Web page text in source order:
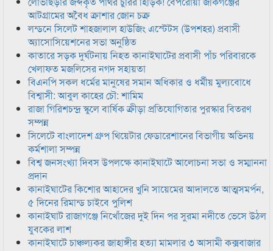
আটগ্রামের অবৈধ ক্রাশার জোন চক্র
লন্ডনে সিলেট শাহজালাল হাউজিং এস্টেটস (উপশহর) প্রবাসী
অ্যাসোসিয়েশনের সভা অনুষ্ঠিত
কাতারে সড়ক দুর্ঘটনায় নিহত কানাইঘাটের প্রবাসী পাঁচ পরিবারকে
খেলাফত মজলিসের নগদ সহায়তা
বিএনপি সকল ধর্মের মানুষের সমান অধিকার ও ধর্মীয় মুল্যবোধে
বিশ্বাসী: আবুল কাহের চৌ: শামিম
রাজা গিরিশচন্দ্র স্কুলে বার্ষিক ক্রীড়া প্রতিযোগিতার পুরস্কার বিতরণ
সম্পন্ন
সিলেটে বাংলাদেশ গ্রুপ থিয়েটার ফেডারেশানের বিভাগীয় অভিনয়
কর্মশালা সম্পন্ন
বিশ্ব জনসংখ্যা দিবস উপলক্ষে কানাইঘাটে আলোচনা সভা ও সম্মাননা
প্রদান
কানাইঘাটের কিশোর আহাদের খুনি সায়েমের আদালতে আত্মসমর্পন,
৫ দিনের রিমান্ড চাইবে পুলিশ
কানাইঘাট রাজাগঞ্জে নিখোঁজের দুই দিন পর সুরমা নদীতে ভেসে উঠল
যুবকের লাশ
কানাইঘাটে চাঞ্চল্যকর জাহাঙ্গীর হত্যা মামলার ৩ আসামী কক্সবাজার